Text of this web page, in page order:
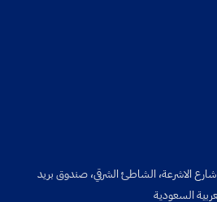
بوابة بالحمر للأعمال – الدور 21 شارع الاشرعة، الشاطئ الشرقي، صندوق بريد